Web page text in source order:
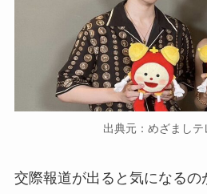
出典元：めざましテ
交際報道が出ると気になるの